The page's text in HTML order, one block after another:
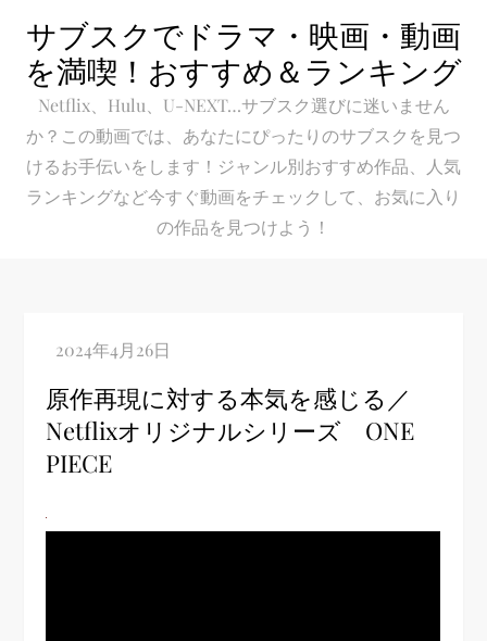
content
サブスクでドラマ・映画・動画
を満喫！おすすめ＆ランキング
Netflix、Hulu、U-NEXT…サブスク選びに迷いません
か？この動画では、あなたにぴったりのサブスクを見つ
けるお手伝いをします！ジャンル別おすすめ作品、人気
ランキングなど今すぐ動画をチェックして、お気に入り
の作品を見つけよう！
原作再現に対する本気を感じる／
Netflixオリジナルシリーズ ONE
PIECE